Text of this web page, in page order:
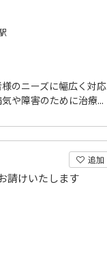
のニーズに幅広く対応
や障害のために治療...
追加
請けいたします